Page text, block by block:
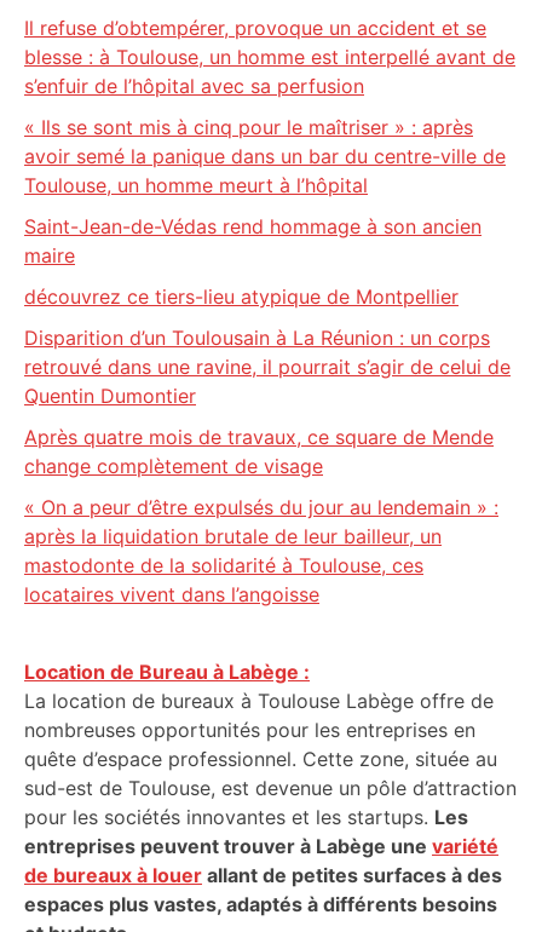
Il refuse d’obtempérer, provoque un accident et se
blesse : à Toulouse, un homme est interpellé avant de
s’enfuir de l’hôpital avec sa perfusion
« Ils se sont mis à cinq pour le maîtriser » : après
avoir semé la panique dans un bar du centre-ville de
Toulouse, un homme meurt à l’hôpital
Saint-Jean-de-Védas rend hommage à son ancien
maire
découvrez ce tiers-lieu atypique de Montpellier
Disparition d’un Toulousain à La Réunion : un corps
retrouvé dans une ravine, il pourrait s’agir de celui de
Quentin Dumontier
Après quatre mois de travaux, ce square de Mende
change complètement de visage
« On a peur d’être expulsés du jour au lendemain » :
après la liquidation brutale de leur bailleur, un
mastodonte de la solidarité à Toulouse, ces
locataires vivent dans l’angoisse
Location de Bureau à Labège :
La location de bureaux à Toulouse Labège offre de
nombreuses opportunités pour les entreprises en
quête d’espace professionnel. Cette zone, située au
sud-est de Toulouse, est devenue un pôle d’attraction
pour les sociétés innovantes et les startups. Les
entreprises peuvent trouver à Labège une variété
de bureaux à louer allant de petites surfaces à des
espaces plus vastes, adaptés à différents besoins